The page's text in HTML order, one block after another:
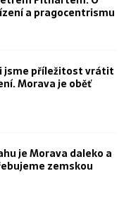
a pragocentrismu
jsme příležitost vrátit
Morava je oběť
je Morava daleko a
zemskou